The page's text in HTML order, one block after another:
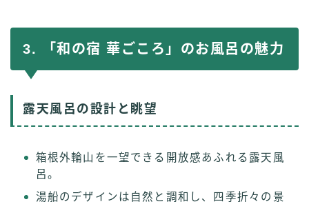
3. 「和の宿 華ごころ」のお風呂の魅力
露天風呂の設計と眺望
箱根外輪山を一望できる開放感あふれる露天風
呂。
湯船のデザインは自然と調和し、四季折々の景